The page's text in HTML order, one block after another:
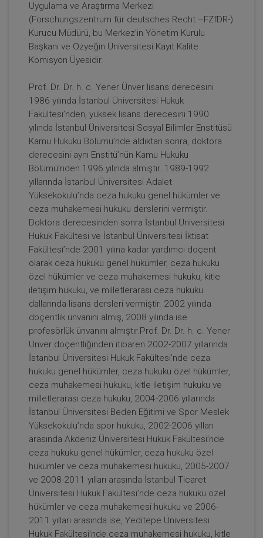
360 TL
Tüketici Hukuku Enstitüsü
Sermaye Piyasası Hukuku - IV. Ticaret Hukuku
Kongresi - XII. Oturum
360 TL Sepete Ekle
Tüketici Hukuku Enstitüsü
Limited Şirketler - IV. Ticaret Hukuku Kongresi -
X. Oturum
360 TL Sepete Ekle
Uygulama ve Araştırma Merkezi
(Forschungszentrum für deutsches Recht –FZfDR-)
Kurucu Müdürü, bu Merkez’in Yönetim Kurulu
Başkanı ve Özyeğin Üniversitesi Kayıt Kalite
Komisyon Üyesidir.
Prof. Dr. Dr. h. c. Yener Ünver lisans derecesini
1986 yılında İstanbul Üniversitesi Hukuk
Fakültesi’nden, yüksek lisans derecesini 1990
yılında İstanbul Üniversitesi Sosyal Bilimler Enstitüsü
Kamu Hukuku Bölümü’nde aldıktan sonra, doktora
derecesini aynı Enstitü’nün Kamu Hukuku
Bölümü’nden 1996 yılında almıştır. 1989-1992
yıllarında İstanbul Üniversitesi Adalet
Yüksekokulu’nda ceza hukuku genel hükümler ve
ceza muhakemesi hukuku derslerini vermiştir.
Doktora derecesinden sonra İstanbul Üniversitesi
Hukuk Fakültesi ve İstanbul Üniversitesi İktisat
Fakültesi’nde 2001 yılına kadar yardımcı doçent
olarak ceza hukuku genel hükümler, ceza hukuku
özel hükümler ve ceza muhakemesi hukuku, kitle
iletişim hukuku, ve milletlerarası ceza hukuku
dallarında lisans dersleri vermiştir. 2002 yılında
doçentlik ünvanını almış, 2008 yılında ise
profesörlük ünvanını almıştır.Prof. Dr. Dr. h. c. Yener
Ünver doçentliğinden itibaren 2002-2007 yıllarında
İstanbul Üniversitesi Hukuk Fakültesi’nde ceza
hukuku genel hükümler, ceza hukuku özel hükümler,
ceza muhakemesi hukuku, kitle iletişim hukuku ve
milletlerarası ceza hukuku, 2004-2006 yıllarında
İstanbul Üniversitesi Beden Eğitimi ve Spor Meslek
Yüksekokulu’nda spor hukuku, 2002-2006 yılları
arasında Akdeniz Üniversitesi Hukuk Fakültesi’nde
ceza hukuku genel hükümler, ceza hukuku özel
hükümler ve ceza muhakemesi hukuku, 2005-2007
ve 2008-2011 yılları arasında İstanbul Ticaret
Üniversitesi Hukuk Fakültesi’nde ceza hukuku özel
hükümler ve ceza muhakemesi hukuku ve 2006-
2011 yılları arasında ise, Yeditepe Üniversitesi
Hukuk Fakültesi’nde ceza muhakemesi hukuku, kitle